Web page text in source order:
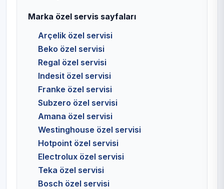
Marka özel servis sayfaları
Arçelik özel servisi
Beko özel servisi
Regal özel servisi
Indesit özel servisi
Franke özel servisi
Subzero özel servisi
Amana özel servisi
Westinghouse özel servisi
Hotpoint özel servisi
Electrolux özel servisi
Teka özel servisi
Bosch özel servisi